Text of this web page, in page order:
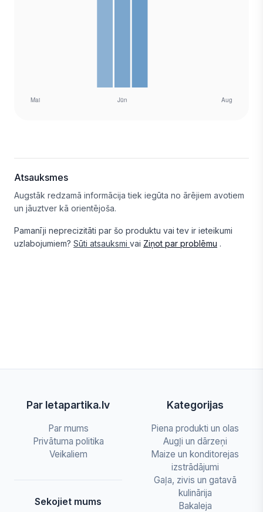
Atsauksmes
Augstāk redzamā informācija tiek iegūta no ārējiem avotiem
un jāuztver kā orientējoša.
Pamanīji neprecizitāti par šo produktu vai tev ir ieteikumi
uzlabojumiem? Sūti atsauksmi vai Ziņot par problēmu .
Par letapartika.lv
Par mums
Privātuma politika
Veikaliem
Sekojiet mums
Kategorijas
Piena produkti un olas
Augļi un dārzeņi
Maize un konditorejas
izstrādājumi
Gaļa, zivis un gatavā
kulinārija
Bakaleja